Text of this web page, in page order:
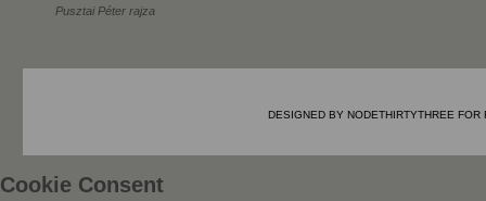
Pusztai Péter rajza
DESIGNED BY NODETHIRTYTHREE FOR